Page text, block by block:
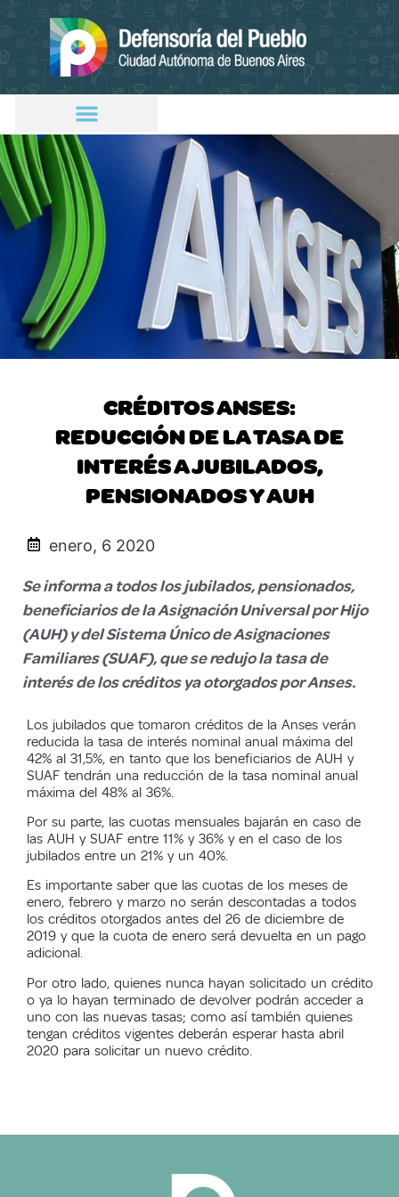
CRÉDITOS ANSES:
REDUCCIÓN DE LA TASA DE
INTERÉS A JUBILADOS,
PENSIONADOS Y AUH
enero, 6 2020
Se informa a todos los jubilados, pensionados,
beneficiarios de la Asignación Universal por Hijo
(AUH) y del Sistema Único de Asignaciones
Familiares (SUAF), que se redujo la tasa de
interés de los créditos ya otorgados por Anses.
Los jubilados que tomaron créditos de la Anses verán
reducida la tasa de interés nominal anual máxima del
42% al 31,5%, en tanto que los beneficiarios de AUH y
SUAF tendrán una reducción de la tasa nominal anual
máxima del 48% al 36%.
Por su parte, las cuotas mensuales bajarán en caso de
las AUH y SUAF entre 11% y 36% y en el caso de los
jubilados entre un 21% y un 40%.
Es importante saber que las cuotas de los meses de
enero, febrero y marzo no serán descontadas a todos
los créditos otorgados antes del 26 de diciembre de
2019 y que la cuota de enero será devuelta en un pago
adicional.
Por otro lado, quienes nunca hayan solicitado un crédito
o ya lo hayan terminado de devolver podrán acceder a
uno con las nuevas tasas; como así también quienes
tengan créditos vigentes deberán esperar hasta abril
2020 para solicitar un nuevo crédito.